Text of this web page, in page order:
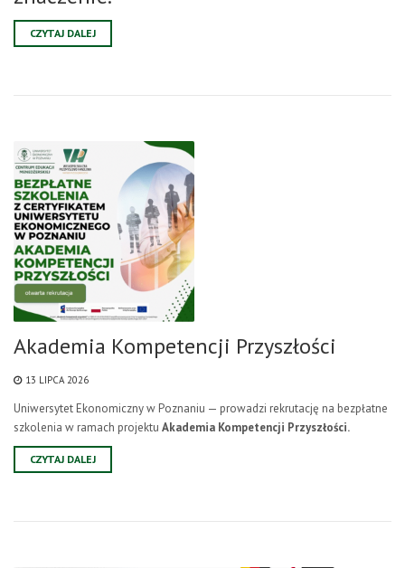
CZYTAJ DALEJ
Akademia Kompetencji Przyszłości
13 LIPCA 2026
Uniwersytet Ekonomiczny w Poznaniu — prowadzi rekrutację na bezpłatne
szkolenia w ramach projektu Akademia Kompetencji Przyszłości.
CZYTAJ DALEJ